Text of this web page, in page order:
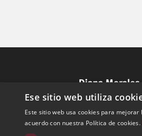
Ese sitio web utiliza
Este sitio web usa cookies para
acuerdo con nuestra Política de cookies.